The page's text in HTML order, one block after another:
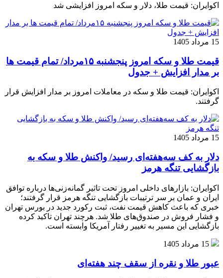
اکوایران: قیمت طلا، دلار و سکه امروز افزایشی شد
15 مرداد 1405
قیمت طلا و سکه امروز پنجشنبه ۱۵مرداد/ تمام قیمت ها
بر مدار افزایش + جدول
اکوایران: قیمت طلا و سکه در معاملات امروز بر مدار افزایش قرار
گرفتند.
15 مرداد 1405
دلار به کف سه‌هفته‌ای رسید/ واکنش طلا و سکه به
بازگشایی تنگه هرمز
اکوایران: بازارهای داخلی امروز تحت تاثیر گمانه‌زنی‌ها درباره توافق
ایران و عمان بر سر ترتیبات بازگشایی تنگه هرمز قرار گرفتند؛
خبری که باعث کاهش قیمت نفت، ثبت رکورد جدید در بورس تهران
و فشار فروش در صندوق‌های طلا شد. هرچند تهران تاکید کرده
بازگشایی این مسیر به تغییر رفتار آمریکا وابسته است.
15 مرداد 1405
عبور طلا و نقره از سقف چند هفته‌ای